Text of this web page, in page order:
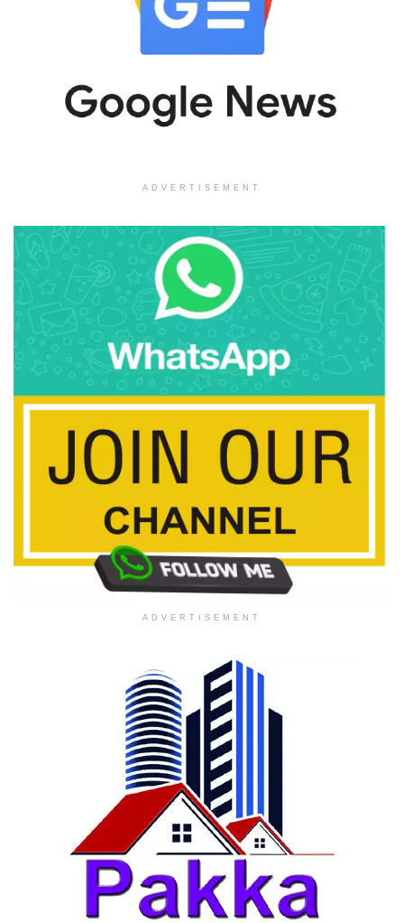
ADVERTISEMENT
ADVERTISEMENT